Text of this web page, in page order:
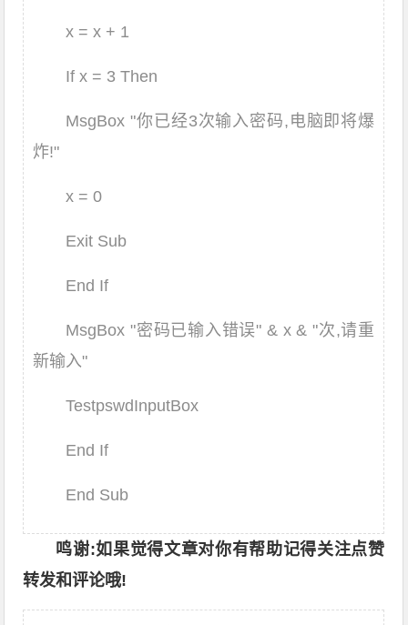
x = x + 1
If x = 3 Then
MsgBox "你已经3次输入密码,电脑即将爆
炸!"
x = 0
Exit Sub
End If
MsgBox "密码已输入错误" & x & "次,请重
新输入"
TestpswdInputBox
End If
End Sub
鸣谢:如果觉得文章对你有帮助记得关注点赞
转发和评论哦!